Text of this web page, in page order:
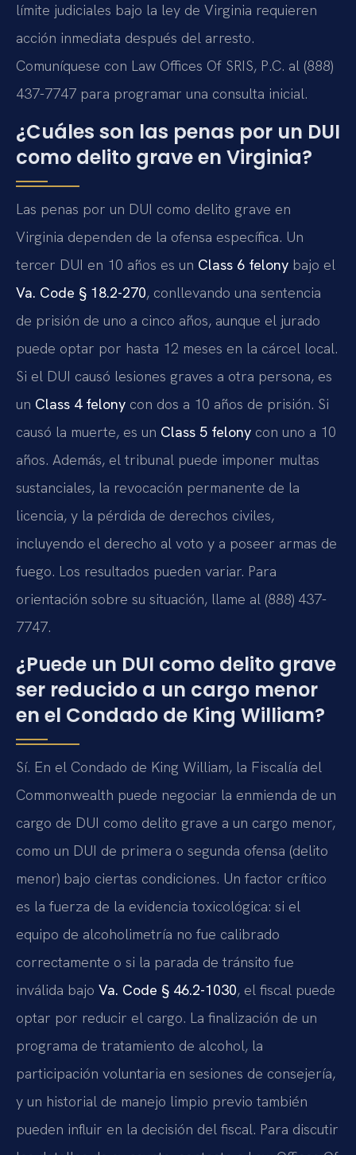
límite judiciales bajo la ley de Virginia requieren
acción inmediata después del arresto.
Comuníquese con Law Offices Of SRIS, P.C. al (888)
437-7747 para programar una consulta inicial.
¿Cuáles son las penas por un DUI
como delito grave en Virginia?
Las penas por un DUI como delito grave en
Virginia dependen de la ofensa específica. Un
tercer DUI en 10 años es un Class 6 felony bajo el
Va. Code § 18.2-270, conllevando una sentencia
de prisión de uno a cinco años, aunque el jurado
puede optar por hasta 12 meses en la cárcel local.
Si el DUI causó lesiones graves a otra persona, es
un Class 4 felony con dos a 10 años de prisión. Si
causó la muerte, es un Class 5 felony con uno a 10
años. Además, el tribunal puede imponer multas
sustanciales, la revocación permanente de la
licencia, y la pérdida de derechos civiles,
incluyendo el derecho al voto y a poseer armas de
fuego. Los resultados pueden variar. Para
orientación sobre su situación, llame al (888) 437-
7747.
¿Puede un DUI como delito grave
ser reducido a un cargo menor
en el Condado de King William?
Sí. En el Condado de King William, la Fiscalía del
Commonwealth puede negociar la enmienda de un
cargo de DUI como delito grave a un cargo menor,
como un DUI de primera o segunda ofensa (delito
menor) bajo ciertas condiciones. Un factor crítico
es la fuerza de la evidencia toxicológica: si el
equipo de alcoholimetría no fue calibrado
correctamente o si la parada de tránsito fue
inválida bajo Va. Code § 46.2-1030, el fiscal puede
optar por reducir el cargo. La finalización de un
programa de tratamiento de alcohol, la
participación voluntaria en sesiones de consejería,
y un historial de manejo limpio previo también
pueden influir en la decisión del fiscal. Para discutir